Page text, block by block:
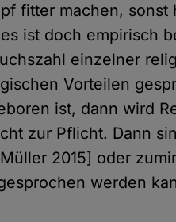
fitter machen,
ist doch empirisch
einzelner
Vorteilen
ist, dann wird
zur Pflicht. Dann
2015] oder
werden